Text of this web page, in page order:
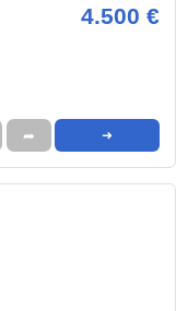
4.500 €
➦ ➜